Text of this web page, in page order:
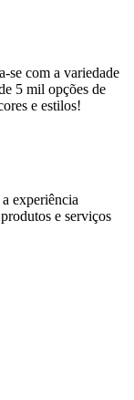
se com a variedade
5 mil opções de
e estilos!
experiência
e serviços